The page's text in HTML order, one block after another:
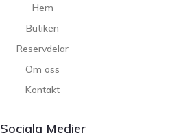
Hem
Butiken
Reservdelar
Om oss
Kontakt
Sociala Medier